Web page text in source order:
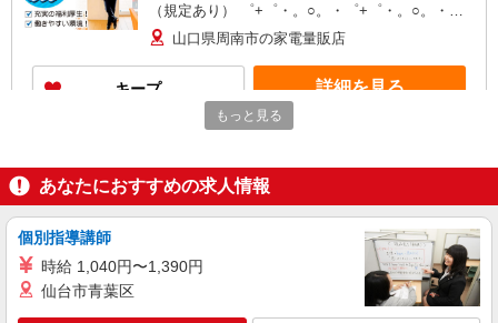
（規定あり） ゜+゜・。○。・゜+゜・。○。・゜
+゜ 入社祝い金10万円支給(規定有) お友達を紹介
頂くと, インセンティブ支給(規定有) ★月2回払
い・週払い可能（規程有）★ ゜・。○。・゜
+゜・。○。・゜+゜
山口県周南市の家電量販店
キープ 詳細を見る
【au】の携帯販売スタッフ
時給1250円〜 ※残業代支給 ★交通費別途支給
+゜ 入社祝い金10万円支給(規定有) お友達を紹介
頂くと, インセンティブ支給(規定有) ★月2回払
い・週払い可能（規程有）★ ゜・。○。・゜
+゜・。○。・゜+゜
山口県周南市のauショップ
詳細を見る
もっと見る
あなたにおすすめの求人情報
個別指導講師
時給 1,040円〜1,390円
仙台市青葉区